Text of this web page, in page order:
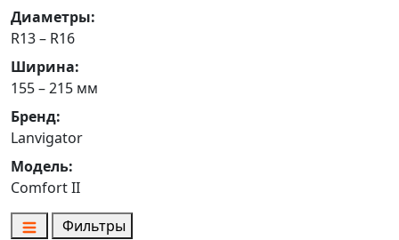
Диаметры:
R13 – R16
Ширина:
155 – 215 мм
Бренд:
Lanvigator
Модель:
Comfort II
Фильтры